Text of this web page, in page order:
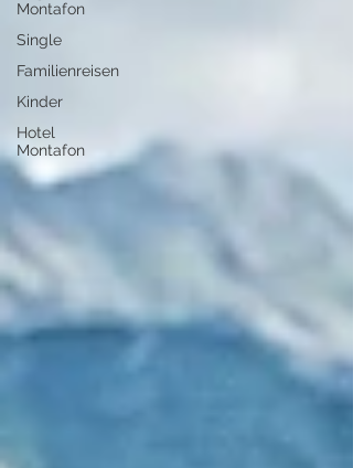
Montafon
Single
Familienreisen
Kinder
Hotel
Montafon